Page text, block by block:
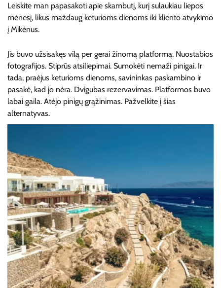
Leiskite man papasakoti apie skambutį, kurį sulaukiau liepos
mėnesį, likus maždaug keturioms dienoms iki kliento atvykimo
į Mikėnus.
Jis buvo užsisakęs vilą per gerai žinomą platformą. Nuostabios
fotografijos. Stiprūs atsiliepimai. Sumokėti nemaži pinigai. Ir
tada, praėjus keturioms dienoms, savininkas paskambino ir
pasakė, kad jo nėra. Dvigubas rezervavimas. Platformos buvo
labai gaila. Atėjo pinigų grąžinimas. Pažvelkite į šias
alternatyvas.